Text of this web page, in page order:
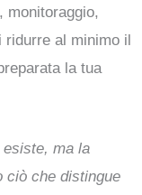
monitoraggio,
al minimo il
la tua
ma la
ciò che distingue